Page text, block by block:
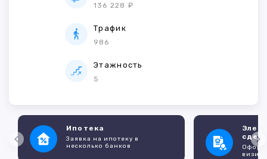
136 228 ₽
Трафик
986
Этажность
5
Ипотека
Заявка на ипотеку в
несколько банков